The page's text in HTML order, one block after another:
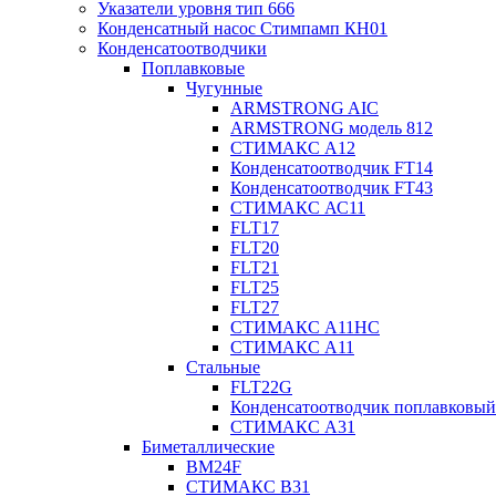
Указатели уровня тип 666
Конденсатный насос Стимпамп КН01
Конденсатоотводчики
Поплавковые
Чугунные
ARMSTRONG AIC
ARMSTRONG модель 812
СТИМАКС А12
Конденсатоотводчик FT14
Конденсатоотводчик FT43
СТИМАКС АС11
FLT17
FLT20
FLT21
FLT25
FLT27
СТИМАКС А11HC
СТИМАКС А11
Стальные
FLT22G
Конденсатоотводчик
СТИМАКС А31
Биметаллические
BM24F
СТИМАКС B31